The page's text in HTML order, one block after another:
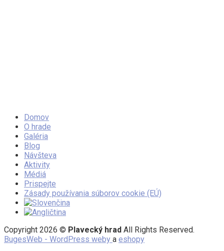
Domov
O hrade
Galéria
Blog
Návšteva
Aktivity
Médiá
Prispejte
Zásady používania súborov cookie (EÚ)
Copyright 2026 © Plavecký hrad All Rights Reserved.
BugesWeb - WordPress weby a eshopy